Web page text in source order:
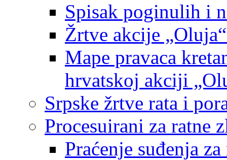
Spisak poginulih i
Žrtve akcije
Mape pravaca
hrvatskoj akciji
Srpske žrtve rata i
Procesuirani za ratne
Praćenje suđenja